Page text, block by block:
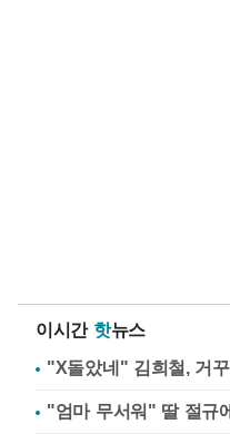
이시간 핫뉴스
"X돌았네" 김희철, 거
"엄마 무서워" 딸 절규